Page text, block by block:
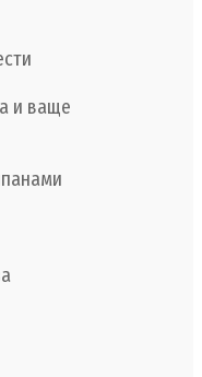
и ваще